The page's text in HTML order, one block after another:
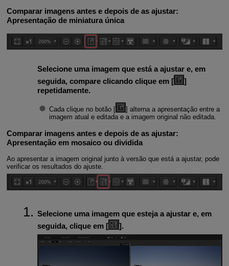
Comparar imagens antes e depois de as ajustar:
Apresentação de miniatura única
Selecione uma imagem que está a ajustar e, em
seguida, compare clicando clique em [
]
repetidamente.
Cada clique no botão [
] alterna a apresentação entre a
imagem atual e editada e a imagem original não editada.
Comparar imagens antes e depois de as ajustar:
Apresentação em mosaico ou dividida
Ao apresentar a imagem original junto à versão que está a ajustar, pode
verificar os resultados do ajuste.
Selecione uma imagem que esteja a ajustar e, em
seguida, clique em [
].